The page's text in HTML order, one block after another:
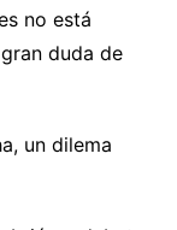
no está
duda de
un dilema